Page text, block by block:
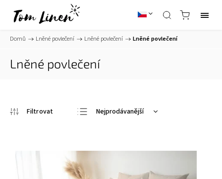
Domů / Lněné povlečení / Lněné povlečení / Lněné povlečení
Lněné povlečení
Nejprodávanější